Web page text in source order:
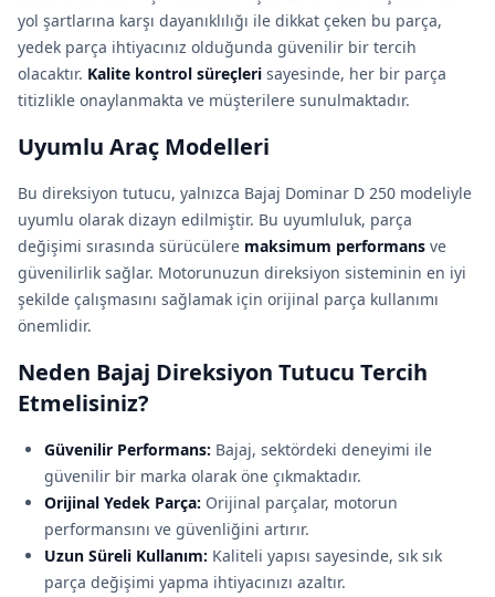
yol şartlarına karşı dayanıklılığı ile dikkat çeken bu parça,
yedek parça ihtiyacınız olduğunda güvenilir bir tercih
olacaktır. Kalite kontrol süreçleri sayesinde, her bir parça
titizlikle onaylanmakta ve müşterilere sunulmaktadır.
Uyumlu Araç Modelleri
Bu direksiyon tutucu, yalnızca Bajaj Dominar D 250 modeliyle
uyumlu olarak dizayn edilmiştir. Bu uyumluluk, parça
değişimi sırasında sürücülere maksimum performans ve
güvenilirlik sağlar. Motorunuzun direksiyon sisteminin en iyi
şekilde çalışmasını sağlamak için orijinal parça kullanımı
önemlidir.
Neden Bajaj Direksiyon Tutucu Tercih
Etmelisiniz?
Güvenilir Performans: Bajaj, sektördeki deneyimi ile
güvenilir bir marka olarak öne çıkmaktadır.
Orijinal Yedek Parça: Orijinal parçalar, motorun
performansını ve güvenliğini artırır.
Uzun Süreli Kullanım: Kaliteli yapısı sayesinde, sık sık
parça değişimi yapma ihtiyacınızı azaltır.